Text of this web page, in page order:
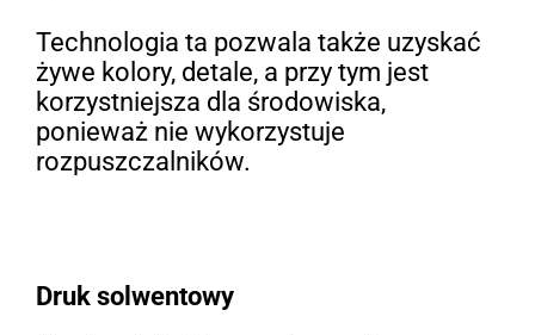
Druk solwentowy
Technologia ta pozwala także uzyskać
żywe kolory, detale, a przy tym jest
korzystniejsza dla środowiska,
ponieważ nie wykorzystuje
rozpuszczalników.